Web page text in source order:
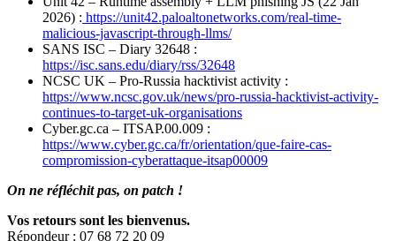
2026) : https://unit42.paloaltonetworks.com/real-time-
malicious-javascript-through-llms/
SANS ISC – Diary 32648 :
https://isc.sans.edu/diary/rss/32648
NCSC UK – Pro-Russia hacktivist activity :
https://www.ncsc.gov.uk/news/pro-russia-hacktivist-activity-
continues-to-target-uk-organisations
Cyber.gc.ca – ITSAP.00.009 :
https://www.cyber.gc.ca/fr/orientation/que-faire-cas-
compromission-cyberattaque-itsap00009
On ne réfléchit pas, on patch !
Vos retours sont les bienvenus.
Répondeur : 07 68 72 20 09